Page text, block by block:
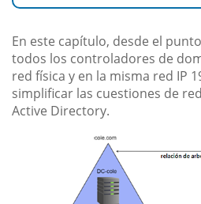
En este capítulo, desde el
todos los controladores de
red física y en la misma red IP
simplificar las cuestiones de
Active Directory.